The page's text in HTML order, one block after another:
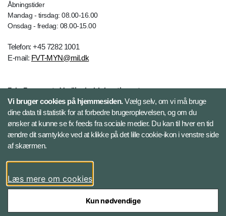
Åbningstider
Mandag - tirsdag: 08.00-16.00
Onsdag - fredag: 08.00-15.00
Telefon: +45 7282 1001
E-mail: FVT-MYN@mil.dk
Følg Forsvarets Vedligeholdelsestjeneste
Facebook
LinkedIn
Youtube
Vi bruger cookies på hjemmesiden.Vælg selv, om vi må bruge
dine data til statistik for at forbedre brugeroplevelsen, og om du
ønsker at kunne se fx feeds fra sociale medier. Du kan til hver en tid
ændre dit samtykke ved at klikke på det lille cookie-ikon i venstre side
af skærmen.
Læs mere om cookies
Kun nødvendige